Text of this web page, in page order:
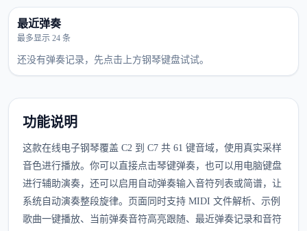
最近弹奏
最多显示 24 条
还没有弹奏记录，先点击上方钢琴键盘试试。
功能说明
这款在线电子钢琴覆盖 C2 到 C7 共 61 键音域，使用真实采样
音色进行播放。你可以直接点击琴键弹奏，也可以用电脑键盘
进行辅助演奏，还可以启用自动弹奏输入音符列表或简谱，让
系统自动演奏整段旋律。页面同时支持 MIDI 文件解析、示例
歌曲一键播放、当前弹奏音符高亮跟随、最近弹奏记录和音符